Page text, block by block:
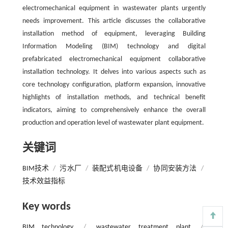
electromechanical equipment in wastewater plants urgently
needs improvement. This article discusses the collaborative
installation method of equipment, leveraging Building
Information Modeling (BIM) technology and digital
prefabricated electromechanical equipment collaborative
installation technology. It delves into various aspects such as
core technology configuration, platform expansion, innovative
highlights of installation methods, and technical benefit
indicators, aiming to comprehensively enhance the overall
production and operation level of wastewater plant equipment.
关键词
BIM技术 / 污水厂 / 装配式机电设备 / 协同安装方法 /
技术效益指标
Key words